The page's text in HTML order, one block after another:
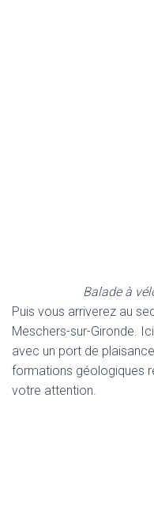
Balade à
Puis vous arriverez au
Meschers-sur-Gironde.
avec un port de
formations géologiques
votre attention.